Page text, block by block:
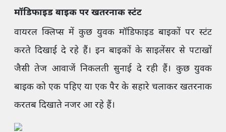
मॉडिफाइड बाइक पर खतरनाक स्टंट
वायरल क्लिप्स में कुछ युवक मॉडिफाइड बाइकों पर स्टंट
करते दिखाई दे रहे हैं। इन बाइकों के साइलेंसर से पटाखों
जैसी तेज आवाजें निकलती सुनाई दे रही हैं। कुछ युवक
बाइक को एक पहिए या एक पैर के सहारे चलाकर खतरनाक
करतब दिखाते नजर आ रहे हैं।